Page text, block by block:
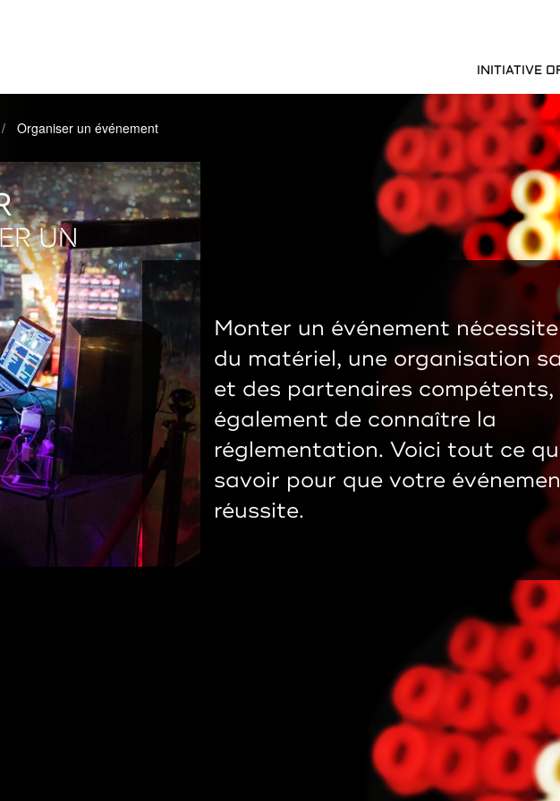
INITIATIVE
Organiser un événement
UN
Monter un événement
du matériel, une organisation
et des partenaires compétents,
également de connaître la
réglementation. Voici tout ce
savoir pour que votre
réussite.